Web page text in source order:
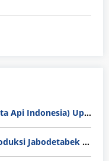
Gaji Karyawan PT KAI (Kereta Api Indonesia) Update 2025
Rata-Rata Gaji Operator Produksi Jabodetabek 2025: Bedah Tuntas UMK, Lemburan, dan Realita Hidup Buruh